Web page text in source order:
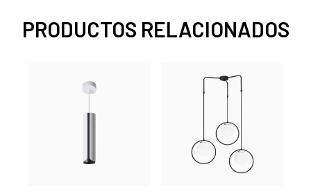
PRODUCTOS RELACIONADOS